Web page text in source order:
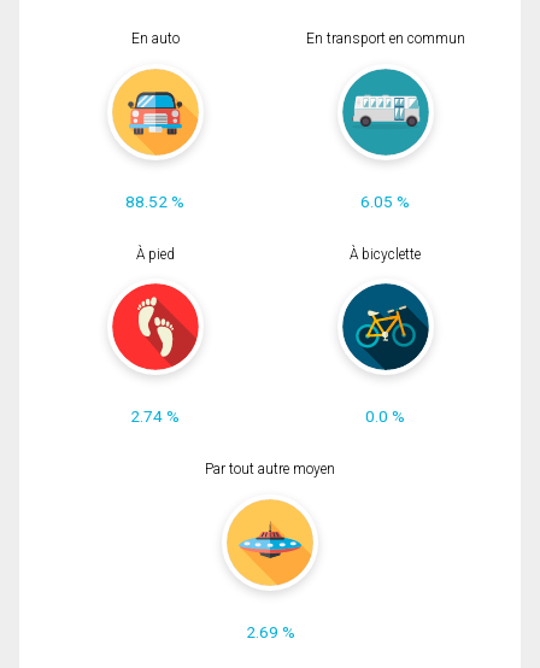
En auto
88.52 %
En transport en commun
6.05 %
À pied
2.74 %
À bicyclette
0.0 %
Par tout autre moyen
2.69 %